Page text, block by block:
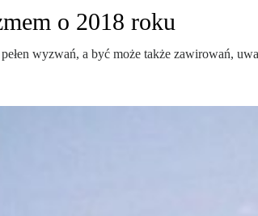
o 2018 roku
wyzwań, a być może także zawirowań,